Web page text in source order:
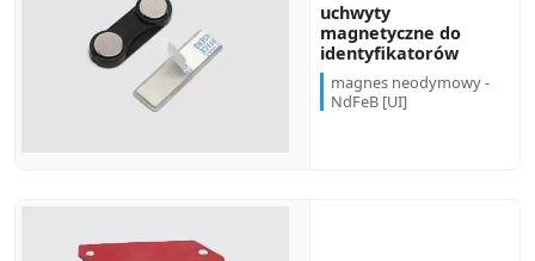
uchwyty
magnetyczne do
identyfikatorów
magnes neodymowy -
NdFeB [UI]